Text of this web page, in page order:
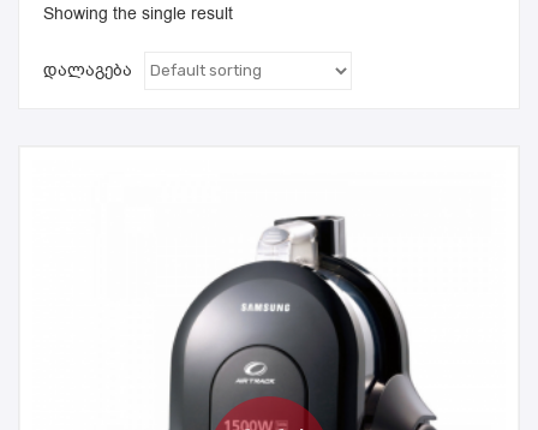
Showing the single result
დალაგება